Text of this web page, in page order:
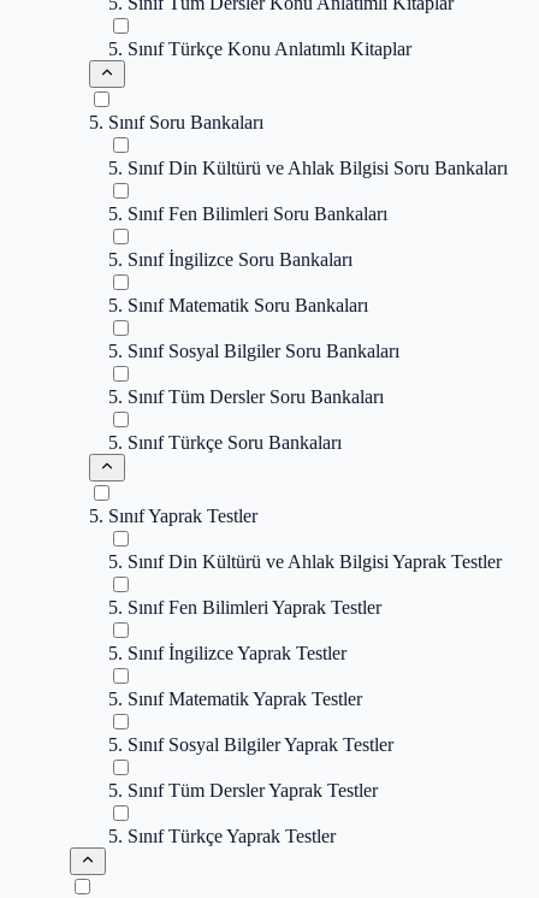
5. Sınıf Türkçe Konu Anlatımlı Kitaplar
5. Sınıf Soru Bankaları
5. Sınıf Din Kültürü ve Ahlak Bilgisi Soru Bankaları
5. Sınıf Fen Bilimleri Soru Bankaları
5. Sınıf İngilizce Soru Bankaları
5. Sınıf Matematik Soru Bankaları
5. Sınıf Sosyal Bilgiler Soru Bankaları
5. Sınıf Tüm Dersler Soru Bankaları
5. Sınıf Türkçe Soru Bankaları
5. Sınıf Yaprak Testler
5. Sınıf Din Kültürü ve Ahlak Bilgisi Yaprak Testler
5. Sınıf Fen Bilimleri Yaprak Testler
5. Sınıf İngilizce Yaprak Testler
5. Sınıf Matematik Yaprak Testler
5. Sınıf Sosyal Bilgiler Yaprak Testler
5. Sınıf Tüm Dersler Yaprak Testler
5. Sınıf Türkçe Yaprak Testler